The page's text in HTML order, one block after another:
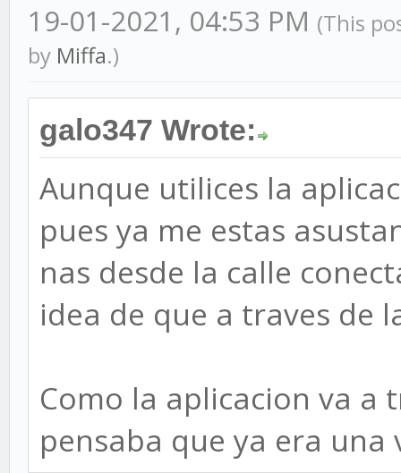
19-01-2021, 04:53 PM (This
by Miffa.)
galo347 Wrote:
Aunque utilices la
pues ya me estas
nas desde la calle
idea de que a traves de
Como la aplicacion va a
pensaba que ya era una